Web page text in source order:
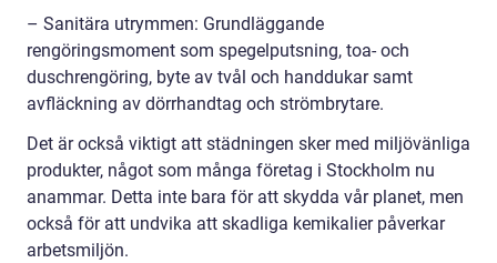
– Sanitära utrymmen: Grundläggande
rengöringsmoment som spegelputsning, toa- och
duschrengöring, byte av tvål och handdukar samt
avfläckning av dörrhandtag och strömbrytare.
Det är också viktigt att städningen sker med miljövänliga
produkter, något som många företag i Stockholm nu
anammar. Detta inte bara för att skydda vår planet, men
också för att undvika att skadliga kemikalier påverkar
arbetsmiljön.